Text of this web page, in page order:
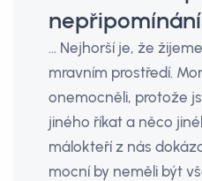
nepřipomínání
… Nejhorší je, že
mravním prostředí.
onemocněli, protože
jiného říkat a něco
málokteří z nás
mocní by neměli být